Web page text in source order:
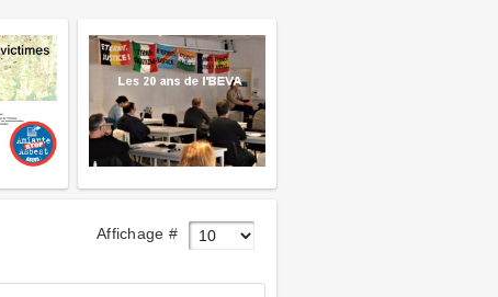
Affichage #